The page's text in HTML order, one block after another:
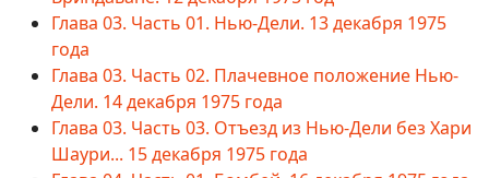
Глава 03. Часть 01. Нью-Дели. 13 декабря 1975
года
Глава 03. Часть 02. Плачевное положение Нью-
Дели. 14 декабря 1975 года
Глава 03. Часть 03. Отъезд из Нью-Дели без Хари
Шаури... 15 декабря 1975 года